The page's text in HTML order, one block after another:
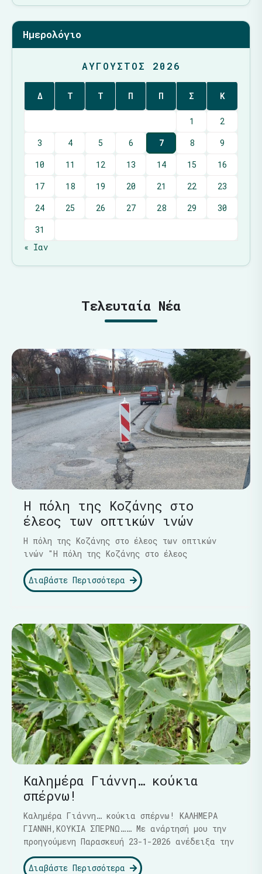
Ημερολόγιο
ΑΎΓΟΥΣΤΟΣ 2026
Δ Τ Τ Π Π Σ Κ
1
2
3
4 5 6 7 8
9
10
11 12 13 14 15
16
17
18 19 20 21 22
23
24
25 26 27 28 29
30
31
« Ιαν
Τελευταία Νέα
Η πόλη της Κοζάνης στο
έλεος των οπτικών ινών
Η πόλη της Κοζάνης στο έλεος των οπτικών
ινών "Η πόλη της Κοζάνης στο έλεος
Διαβάστε Περισσότερα
Καλημέρα Γιάννη… κούκια
σπέρνω!
Καλημέρα Γιάννη… κούκια σπέρνω! ΚΑΛΗΜΕΡΑ
ΓΙΑΝΝΗ,ΚΟΥΚΙΑ ΣΠΕΡΝΩ…… Με ανάρτησή μου την
προηγούμενη Παρασκευή 23-1-2026 ανέδειξα την
Διαβάστε Περισσότερα